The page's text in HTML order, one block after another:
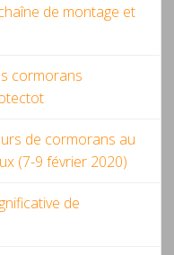
de montage et
cormorans
de cormorans au
(7-9 février 2020)
de